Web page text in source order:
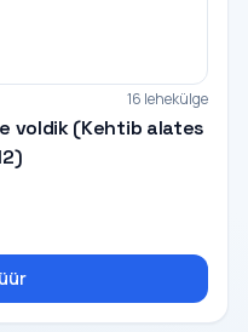
16 lehekülge
voldik (Kehtib alates